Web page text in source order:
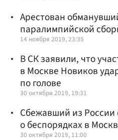
Арестован
паралимпийской
14 ноября 2019, 23:35
В СК заявили, что
в Москве Новиков
по голове
30 октября 2019, 19:31
Сбежавший из России
о беспорядках в
30 октября 2019, 11:00